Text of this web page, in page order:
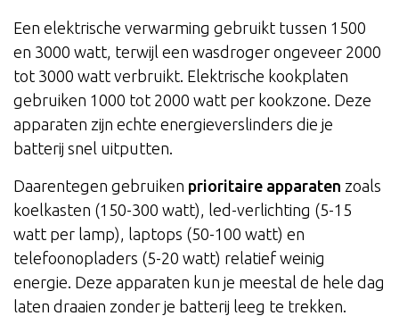
Een elektrische verwarming gebruikt tussen 1500
en 3000 watt, terwijl een wasdroger ongeveer 2000
tot 3000 watt verbruikt. Elektrische kookplaten
gebruiken 1000 tot 2000 watt per kookzone. Deze
apparaten zijn echte energieverslinders die je
batterij snel uitputten.
Daarentegen gebruiken prioritaire apparaten zoals
koelkasten (150-300 watt), led-verlichting (5-15
watt per lamp), laptops (50-100 watt) en
telefoonopladers (5-20 watt) relatief weinig
energie. Deze apparaten kun je meestal de hele dag
laten draaien zonder je batterij leeg te trekken.